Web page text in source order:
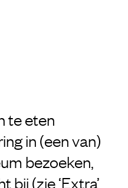
te eten
in (een van)
bezoeken,
(zie ‘Extra’